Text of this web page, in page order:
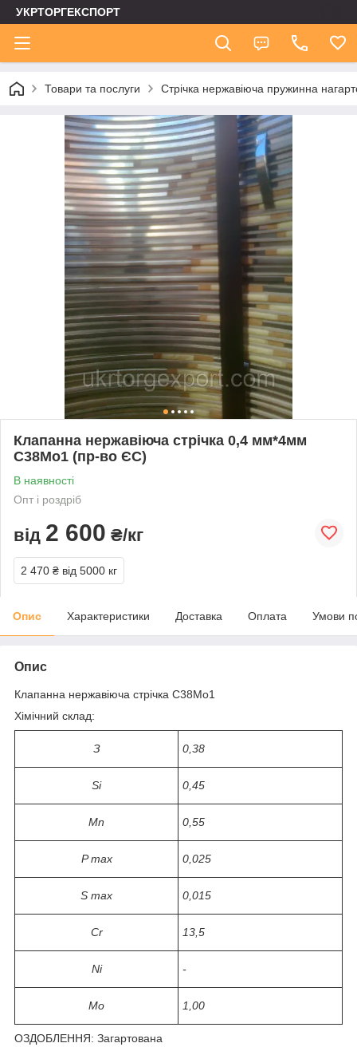
УКРТОРГЕКСПОРТ
Товари та послуги Стрічка нержавіюча пружинна
Клапанна нержавіюча стрічка 0,4 мм*4мм
C38Mo1 (пр-во ЄС)
В наявності
Опт і роздріб
від 2 600 ₴/кг
2 470 ₴ від 5000 кг
Опис Характеристики Доставка Оплата Умови
Опис
Клапанна нержавіюча стрічка C38Mo1
Хімічний склад:
З 0,38
Si 0,45
Mn 0,55
P max 0,025
S max 0,015
Cr 13,5
Ni -
Mo 1,00
ОЗДОБЛЕННЯ: Загартована